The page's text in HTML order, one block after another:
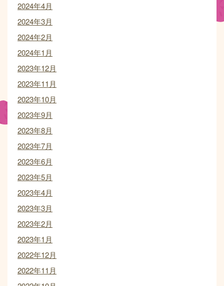
2024年4月
2024年3月
2024年2月
2024年1月
2023年12月
2023年11月
2023年10月
2023年9月
2023年8月
2023年7月
2023年6月
2023年5月
2023年4月
2023年3月
2023年2月
2023年1月
2022年12月
2022年11月